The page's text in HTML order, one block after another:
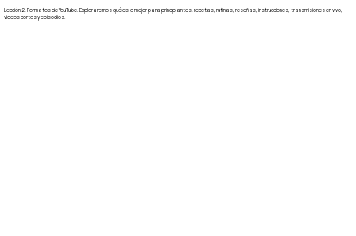
Lección 2: Formatos de YouTube. Exploraremos qué es lo mejor para principiantes: recetas, rutinas, reseñas, instrucciones, transmisiones en vivo,
videos cortos y episodios.